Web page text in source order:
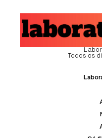
Todos os